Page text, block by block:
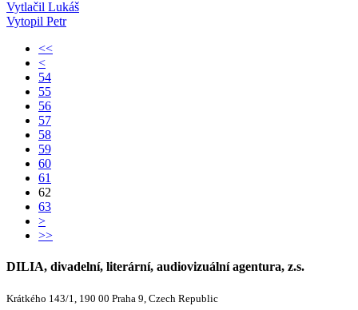
Vytlačil Lukáš
Vytopil Petr
<<
<
54
55
56
57
58
59
60
61
62
63
>
>>
DILIA, divadelní, literární, audiovizuální agentura, z.s.
Krátkého 143/1, 190 00 Praha 9, Czech Republic